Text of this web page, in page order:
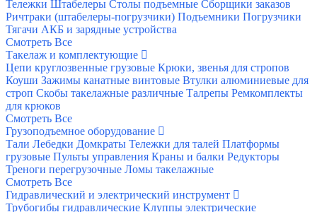
Тележки Штабелеры Столы подъемные Сборщики заказов
Ричтраки (штабелеры-погрузчики) Подъемники Погрузчики
Тягачи АКБ и зарядные устройства
Смотреть Все
Такелаж и комплектующие
Цепи круглозвенные грузовые Крюки, звенья для стропов
Коуши Зажимы канатные винтовые Втулки алюминиевые для
строп Скобы такелажные различные Талрепы Ремкомплекты
для крюков
Смотреть Все
Грузоподъемное оборудование
Тали Лебедки Домкраты Тележки для талей Платформы
грузовые Пульты управления Краны и балки Редукторы
Треноги перегрузочные Ломы такелажные
Смотреть Все
Гидравлический и электрический инструмент
Трубогибы гидравлические Клуппы электрические